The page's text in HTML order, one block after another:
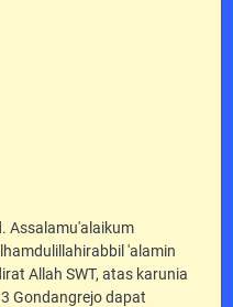
Assalamu'alaikum
'alamin
Allah SWT, atas karunia
Gondangrejo dapat